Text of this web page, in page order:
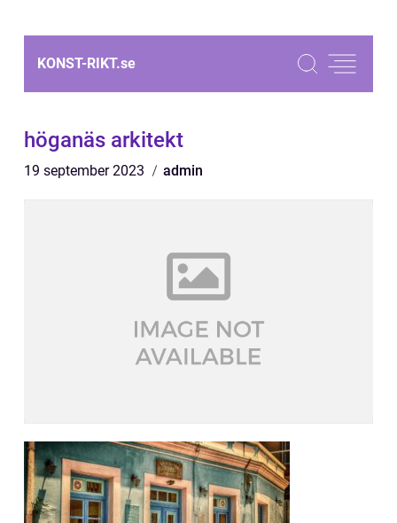
KONST-RIKT.se
höganäs arkitekt
19 september 2023 admin